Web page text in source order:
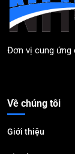
Đơn vị cung ứng
Về chúng tôi
Giới thiệu